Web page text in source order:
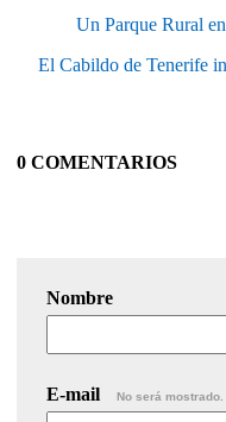
Un Parque Rural
El Cabildo de Tenerife
0 COMENTARIOS
Nombre
E-mail No será mostrado.